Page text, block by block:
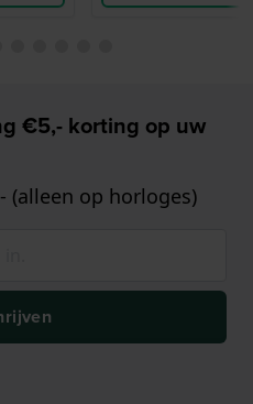
€5,- korting op uw
(alleen op horloges)